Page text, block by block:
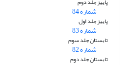
شماره 84
پاییز جلد اول
شماره 83
تابستان جلد سوم
شماره 82
تابستان جلد دوم